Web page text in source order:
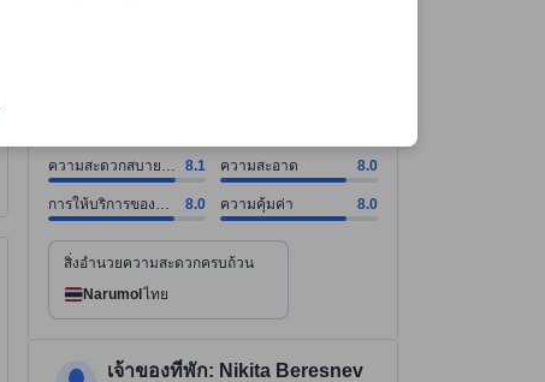
ความสะดวกสบาย
ของห้องพัก
8.1 ความสะอาด 8.0
การให้บริการของ
พนักงาน
8.0 ความคุ้มค่า 8.0
สิ่งอำนวยความสะดวกครบถ้วน
Narumol ไทย
เจ้าของที่พัก: Nikita Beresnev